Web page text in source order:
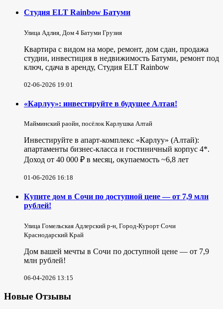
Студия ELT Rainbow Батуми
Улица Адлия, Дом 4 Батуми Грузия
Квартира с видом на море, ремонт, дом сдан, продажа
студии, инвестиция в недвижимость Батуми, ремонт под
ключ, сдача в аренду, Студия ELT Rainbow
02-06-2026 19:01
«Карлуу»: инвестируйте в будущее Алтая!
Майминский раойн, посёлок Карлушка Алтай
Инвестируйте в апарт-комплекс «Карлуу» (Алтай):
апартаменты бизнес-класса и гостиничный корпус 4*.
Доход от 40 000 ₽ в месяц, окупаемость ~6,8 лет
01-06-2026 16:18
Купите дом в Сочи по доступной цене — от 7,9 млн
рублей!
Улица Гомельская Адлерский р-н, Город-Курорт Сочи
Краснодарский Край
Дом вашей мечты в Сочи по доступной цене — от 7,9
млн рублей!
06-04-2026 13:15
Новые Отзывы